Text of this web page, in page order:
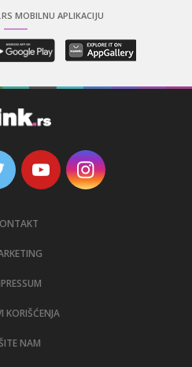
MOBILNU APLIKACIJU
KORIŠĆENJA
NAM